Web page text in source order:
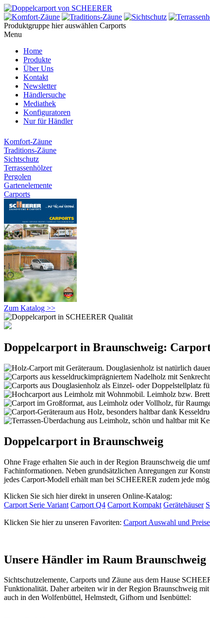
Produktgruppe hier auswählen Carports
Menu
Home
Produkte
Über Uns
Kontakt
Newsletter
Händlersuche
Mediathek
Konfiguratoren
Nur für Händler
Komfort-Zäune
Traditions-Zäune
Sichtschutz
Terrassenhölzer
Pergolen
Gartenelemente
Carports
Zum Katalog >>
Doppelcarport in Braunschweig:
Doppelcarport in Braunschweig
Ohne Frage erhalten Sie auch in der Region Braunschweig die
Fachinformationen. Neben grundsätzlichen Anregungen zur
jedes Carport-Modell erhält man bei SCHEERER zudem jede
Klicken Sie sich hier direkt in unseren Online-Katalog:
Carport Serie Variant Carport Q4 Carport Kompakt Gerätehäuser
Klicken Sie hier zu unseren Favoriten: Carport Auswahl und Preise
Unsere Händler im Raum Braunschweig
Sichtschutzelemente, Carports und Zäune aus dem Hause
Funktionalität. Daher arbeiten wir in der Region Braunschweig
auch in den Wolfenbüttel, Helmstedt, Gifhorn und Isenbüttel: